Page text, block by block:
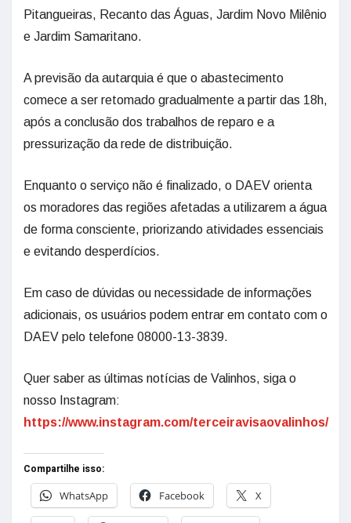
Pitangueiras, Recanto das Águas, Jardim Novo Milênio
e Jardim Samaritano.
A previsão da autarquia é que o abastecimento
comece a ser retomado gradualmente a partir das 18h,
após a conclusão dos trabalhos de reparo e a
pressurização da rede de distribuição.
Enquanto o serviço não é finalizado, o DAEV orienta
os moradores das regiões afetadas a utilizarem a água
de forma consciente, priorizando atividades essenciais
e evitando desperdícios.
Em caso de dúvidas ou necessidade de informações
adicionais, os usuários podem entrar em contato com o
DAEV pelo telefone 08000-13-3839.
Quer saber as últimas notícias de Valinhos, siga o
nosso Instagram:
https://www.instagram.com/terceiravisaovalinhos/
Compartilhe isso:
WhatsApp
Facebook X